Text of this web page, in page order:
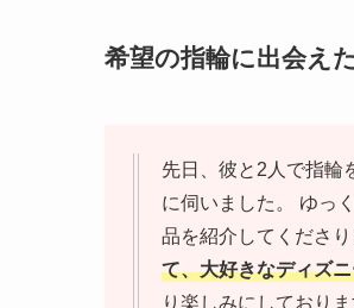
希望の指輪に出会えた
先日、彼と2人で指輪
に伺いました。 ゆっ
品を紹介してくださ
て、大好きなディズ
り楽しみにしておりま